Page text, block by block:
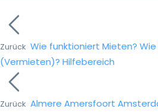
Zurück Wie funktioniert Mieten?
(Vermieten)? Hilfebereich
Zurück Almere Amersfoort